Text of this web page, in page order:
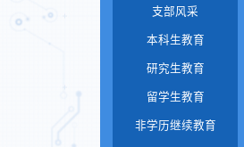
支部风采
本科生教育
研究生教育
留学生教育
非学历继续教育